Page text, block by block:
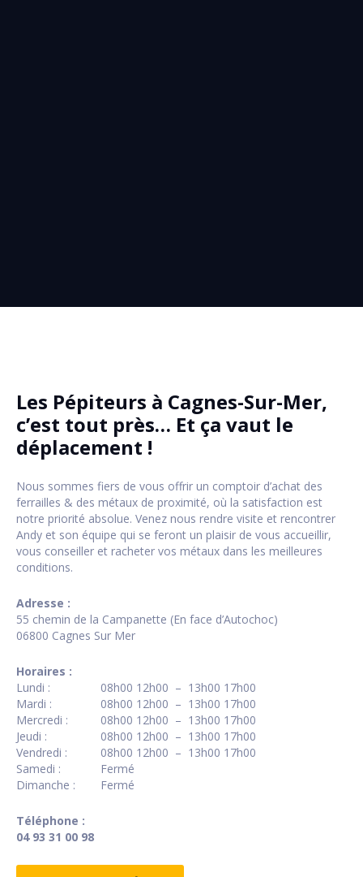
Les Pépiteurs à Cagnes-Sur-Mer,
c’est tout près… Et ça vaut le
déplacement !
Nous sommes fiers de vous offrir un comptoir d’achat des
ferrailles & des métaux de proximité, où la satisfaction est
notre priorité absolue. Venez nous rendre visite et rencontrer
Andy et son équipe qui se feront un plaisir de vous accueillir,
vous conseiller et racheter vos métaux dans les meilleures
conditions.
Adresse :
55 chemin de la Campanette (En face d’Autochoc)
06800 Cagnes Sur Mer
Horaires :
Lundi :
08h00 12h00 – 13h00 17h00
Mardi :
08h00 12h00 – 13h00 17h00
Mercredi :
08h00 12h00 – 13h00 17h00
Jeudi :
08h00 12h00 – 13h00 17h00
Vendredi :
08h00 12h00 – 13h00 17h00
Samedi :
Fermé
Dimanche :
Fermé
Téléphone :
04 93 31 00 98